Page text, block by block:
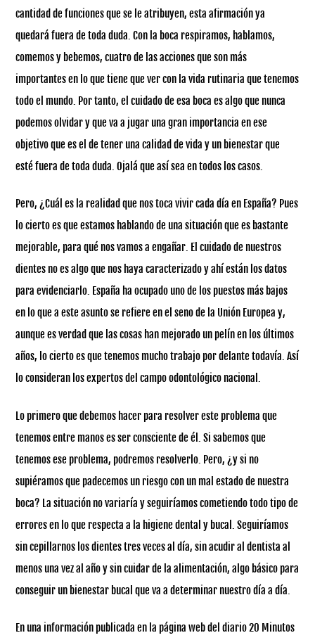
cantidad de funciones que se le atribuyen, esta afirmación ya
quedará fuera de toda duda. Con la boca respiramos, hablamos,
comemos y bebemos, cuatro de las acciones que son más
importantes en lo que tiene que ver con la vida rutinaria que tenemos
todo el mundo. Por tanto, el cuidado de esa boca es algo que nunca
podemos olvidar y que va a jugar una gran importancia en ese
objetivo que es el de tener una calidad de vida y un bienestar que
esté fuera de toda duda. Ojalá que así sea en todos los casos.
Pero, ¿Cuál es la realidad que nos toca vivir cada día en España? Pues
lo cierto es que estamos hablando de una situación que es bastante
mejorable, para qué nos vamos a engañar. El cuidado de nuestros
dientes no es algo que nos haya caracterizado y ahí están los datos
para evidenciarlo. España ha ocupado uno de los puestos más bajos
en lo que a este asunto se refiere en el seno de la Unión Europea y,
aunque es verdad que las cosas han mejorado un pelín en los últimos
años, lo cierto es que tenemos mucho trabajo por delante todavía. Así
lo consideran los expertos del campo odontológico nacional.
Lo primero que debemos hacer para resolver este problema que
tenemos entre manos es ser consciente de él. Si sabemos que
tenemos ese problema, podremos resolverlo. Pero, ¿y si no
supiéramos que padecemos un riesgo con un mal estado de nuestra
boca? La situación no variaría y seguiríamos cometiendo todo tipo de
errores en lo que respecta a la higiene dental y bucal. Seguiríamos
sin cepillarnos los dientes tres veces al día, sin acudir al dentista al
menos una vez al año y sin cuidar de la alimentación, algo básico para
conseguir un bienestar bucal que va a determinar nuestro día a día.
En una información publicada en la página web del diario 20 Minutos